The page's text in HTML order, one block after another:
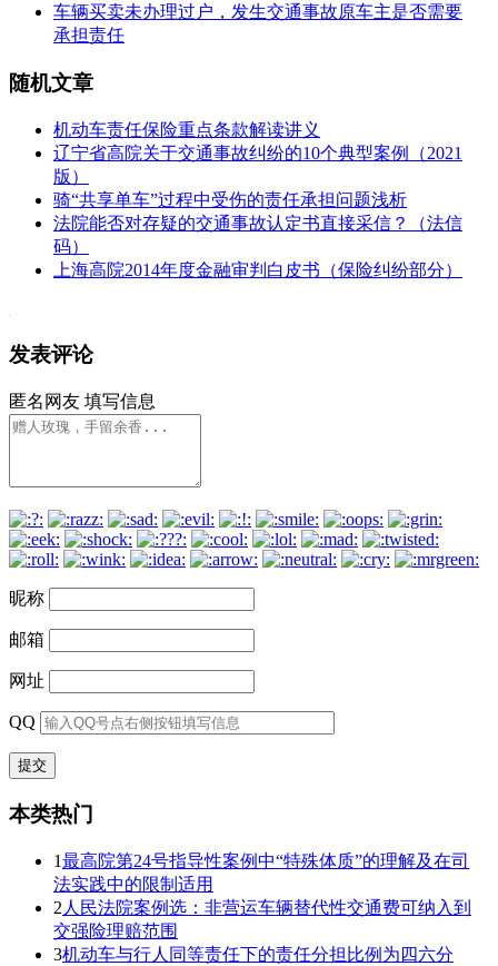
车辆买卖未办理过户，发生交通事故原车主是否需要
承担责任
随机文章
机动车责任保险重点条款解读讲义
辽宁省高院关于交通事故纠纷的10个典型案例（2021
版）
骑“共享单车”过程中受伤的责任承担问题浅析
法院能否对存疑的交通事故认定书直接采信？（法信
码）
上海高院2014年度金融审判白皮书（保险纠纷部分）
发表评论
匿名网友 填写信息
昵称
邮箱
网址
QQ
本类热门
1最高院第24号指导性案例中“特殊体质”的理解及在司
法实践中的限制适用
2 人民法院案例选：非营运车辆替代性交通费可纳入到
交强险理赔范围
3机动车与行人同等责任下的责任分担比例为四六分